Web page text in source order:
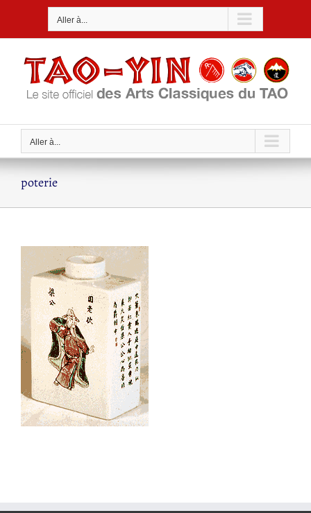
Aller à...
Aller à...
poterie